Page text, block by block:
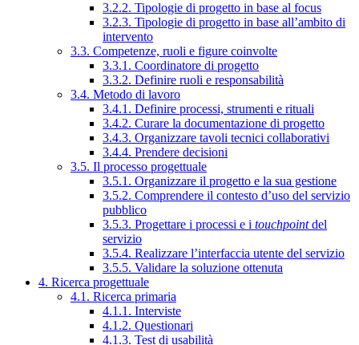
3.2.2. Tipologie di progetto in base al focus
3.2.3. Tipologie di progetto in base all’ambito di
intervento
3.3. Competenze, ruoli e figure coinvolte
3.3.1. Coordinatore di progetto
3.3.2. Definire ruoli e responsabilità
3.4. Metodo di lavoro
3.4.1. Definire processi, strumenti e rituali
3.4.2. Curare la documentazione di progetto
3.4.3. Organizzare tavoli tecnici collaborativi
3.4.4. Prendere decisioni
3.5. Il processo progettuale
3.5.1. Organizzare il progetto e la sua gestione
3.5.2. Comprendere il contesto d’uso del servizio
pubblico
3.5.3. Progettare i processi e i touchpointdel
servizio
3.5.4. Realizzare l’interfaccia utente del servizio
3.5.5. Validare la soluzione ottenuta
4. Ricerca progettuale
4.1. Ricerca primaria
4.1.1. Interviste
4.1.2. Questionari
4.1.3. Test di usabilità